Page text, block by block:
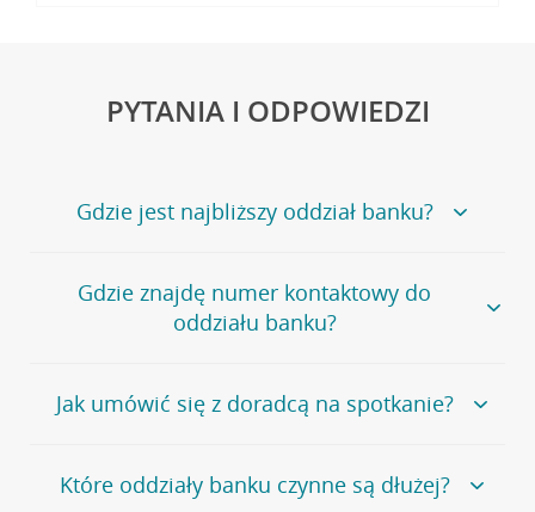
PYTANIA I ODPOWIEDZI
Gdzie jest najbliższy oddział banku?
Jeśli szukasz oddziału naszego banku, zapraszamy na
stronęPlacówki i bankomaty, na której znajduje się
wygodna wyszukiwarka.
oddziałów
Gdzie znajdę numer kontaktowy do
oddziału banku?
Bank Credit Agricole nie udostępnia ogólnego numeru
telefonu do placówki bankowej.
umówienia się z doradcą w placówce bankowej .
Jak umówić się z doradcą na spotkanie?
Jeśli jesteś już naszym
klientemmożeszsamodzielnieumówić się na spotkanie z
Które oddziały banku czynne są dłużej?